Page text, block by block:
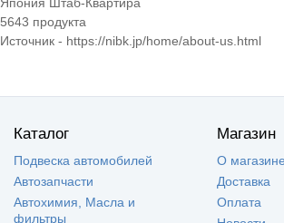
Япония Штаб-Квартира
5643 продукта
Источник - https://nibk.jp/home/about-us.html
Каталог
Подвеска автомобилей
Автозапчасти
Автохимия, Масла и
фильтры
Магазин
О магазине
Доставка
Оплата